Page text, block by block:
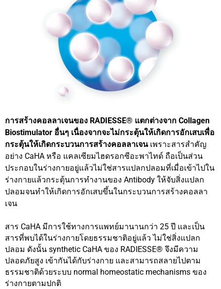
การสร้างคอลลาเจนของ RADIESSE® แตกต่างจาก Collagen
Biostimulator อื่นๆ เนื่องจากจะไม่กระตุ้นให้เกิดการอักเสบเพื่อ
กระตุ้นให้เกิดกระบวนการสร้างคอลลาเจนเพราะสารสำคัญ
อย่าง CaHA หรือ แคลเซียมไฮดรอกซีอะพาไทด์ ถือเป็นส่วน
ประกอบในร่างกายอยู่แล้วไม่ใช่สารแปลกปลอมที่เมื่อเข้าไปใน
ร่างกายแล้วกระตุ้นการทำงานของ Antibody ให้จับสิ่งแปลก
ปลอมจนทำให้เกิดการอักเสบขึ้นในกระบวนการสร้างคอลลา
เจน
สาร CaHA มีการใช้ทางการแพทย์มานานกว่า 25 ปี และเป็น
สารที่พบได้ในร่างกายโดยธรรมชาติอยู่แล้ว ไม่ใช่สิ่งแปลก
ปลอม ดังนั้น synthetic CaHA ของ RADIESSE® จึงมีความ
ปลอดภัยสูง เข้ากันได้กับร่างกาย และสามารถสลายไปตาม
ธรรมชาติด้วยระบบ normal homeostatic mechanisms ของ
ร่างกายตามปกติ